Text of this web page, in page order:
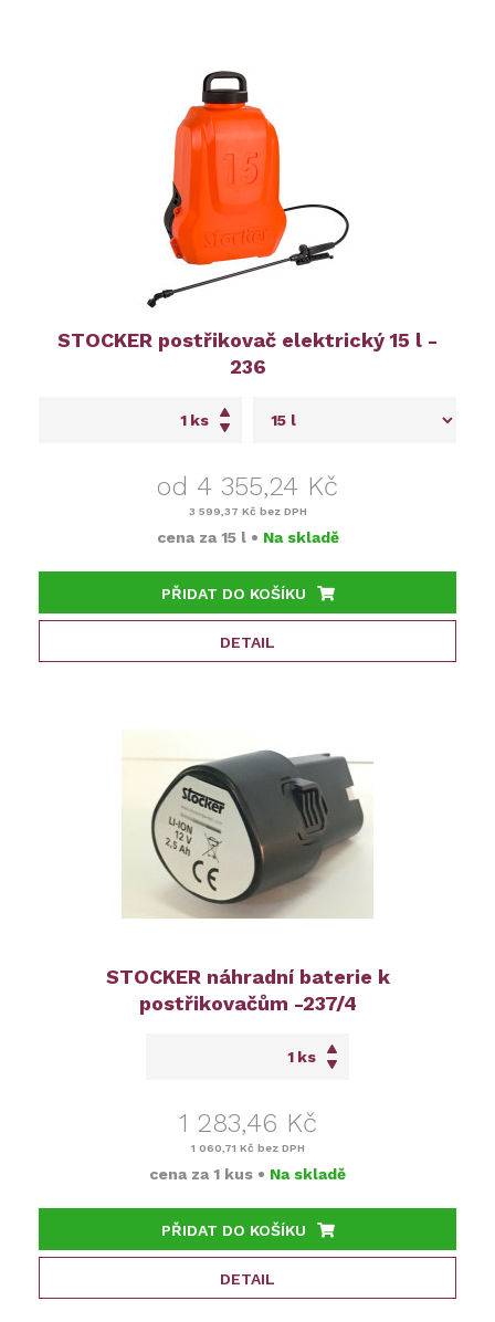
STOCKER postřikovač elektrický 15 l -
236
ks
od 4 355,24 Kč
3 599,37 Kč bez DPH
cena za 15 l • Na skladě
PŘIDAT DO KOŠÍKU
DETAIL
STOCKER náhradní baterie k
postřikovačům -237/4
ks
1 283,46 Kč
1 060,71 Kč bez DPH
cena za 1 kus • Na skladě
PŘIDAT DO KOŠÍKU
DETAIL